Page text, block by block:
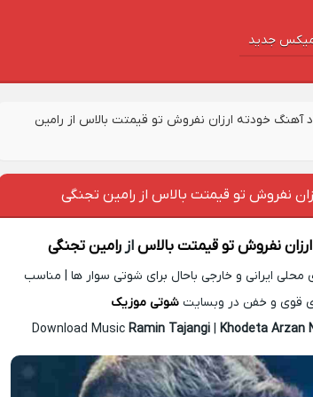
جدید
آهنگ خودته ارزان نفروش تو قیمتت بالاس از رامین
نفروش تو قیمتت بالاس از رامین تجنگی
نفروش تو قیمتت بالاسازرامین تجنگی
ایرانی و خارجی باحال برای شوتی سوار ها | مناسب
قوی و خفن در وبسایتشوتی موزیک
Download MusicRamin Tajangi |Khodeta Arzan